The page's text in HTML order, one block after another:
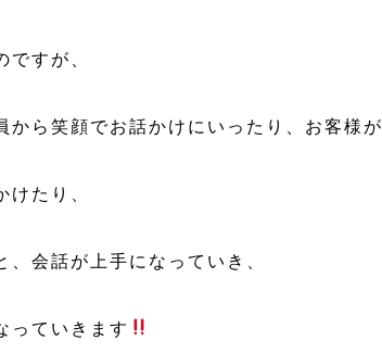
すが、
ら笑顔でお話かけにいったり、お客様が
たり、
会話が上手になっていき、
っていきます